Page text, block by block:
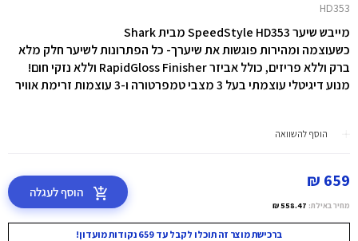
HD353
מייבש שיער SpeedStyle HD353 מבית Shark
כשעוצמה ומהירות פוגשות את שיערך- כל הפתרונות לשיער חלק מלא
ברק וללא פריזים, כולל אביזר RapidGloss Finisher וללא נזקי חום!
מנוע דיגיטלי עוצמתי בעל 3 מצבי טמפרטורה ו-3 עוצמות זרימת אוויר
הוסף להשוואה
659 ₪
מחיר באילת: 558.47 ₪
הוסף לעגלה
ברכישת מוצר זה תוכלו לקבל עד 659 נקודות מועדון!